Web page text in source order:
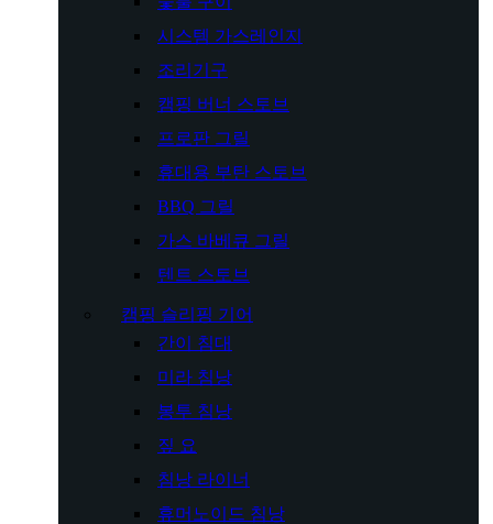
시스템 가스레인지
조리기구
캠핑 버너 스토브
프로판 그릴
휴대용 부탄 스토브
BBQ 그릴
가스 바베큐 그릴
텐트 스토브
캠핑 슬리핑 기어
간이 침대
미라 침낭
봉투 침낭
짚 요
침낭 라이너
휴머노이드 침낭